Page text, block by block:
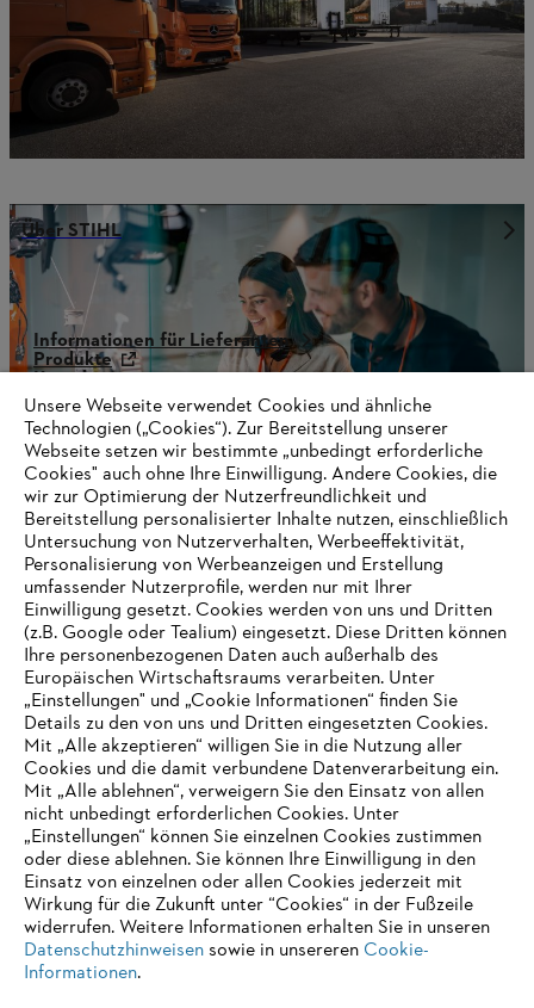
Über STIHL
Informationen für Lieferanten
Produkte
Kontakt
Karriere
Hinweisgebersystem
AUSZEICHNUNGEN
Unsere Webseite verwendet Cookies und ähnliche
Technologien („Cookies“). Zur Bereitstellung unserer
Webseite setzen wir bestimmte „unbedingt erforderliche
Cookies" auch ohne Ihre Einwilligung. Andere Cookies, die
wir zur Optimierung der Nutzerfreundlichkeit und
Bereitstellung personalisierter Inhalte nutzen, einschließlich
Untersuchung von Nutzerverhalten, Werbeeffektivität,
Personalisierung von Werbeanzeigen und Erstellung
umfassender Nutzerprofile, werden nur mit Ihrer
Einwilligung gesetzt. Cookies werden von uns und Dritten
(z.B. Google oder Tealium) eingesetzt. Diese Dritten können
Ihre personenbezogenen Daten auch außerhalb des
Europäischen Wirtschaftsraums verarbeiten. Unter
„Einstellungen" und „Cookie Informationen“ finden Sie
Details zu den von uns und Dritten eingesetzten Cookies.
Mit „Alle akzeptieren“ willigen Sie in die Nutzung aller
Cookies und die damit verbundene Datenverarbeitung ein.
Mit „Alle ablehnen“, verweigern Sie den Einsatz von allen
nicht unbedingt erforderlichen Cookies. Unter
„Einstellungen“ können Sie einzelnen Cookies zustimmen
oder diese ablehnen. Sie können Ihre Einwilligung in den
Einsatz von einzelnen oder allen Cookies jederzeit mit
Wirkung für die Zukunft unter “Cookies“ in der Fußzeile
widerrufen. Weitere Informationen erhalten Sie in unseren
Datenschutzhinweisensowie in unsereren Cookie-
Informationen.